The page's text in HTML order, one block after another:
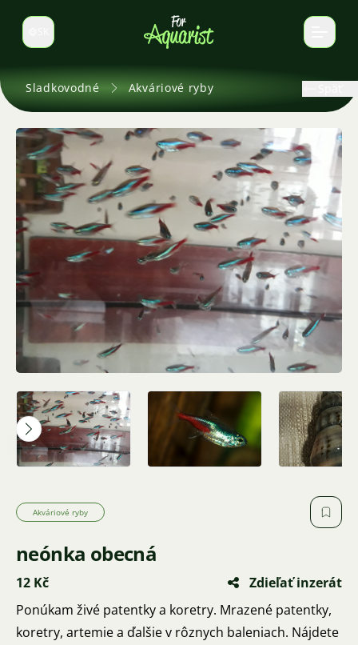
Prepnúť jazyk
Sladkovodné Akváriové ryby
Akváriové ryby
neónka obecná
12 Kč
Zdieľať inzerát
Ponúkam živé patentky a koretry. Mrazené patentky,
koretry, artemie a ďalšie v rôznych baleniach. Nájdete